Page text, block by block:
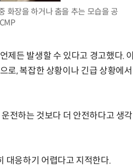
화장을 하거나 춤을 추는 모습을 공
제든 발생할 수 있다고 경고했다. 이
로, 복잡한 상황이나 긴급 상황에서
전하는 것보다 더 안전하다고 생각
대응하기 어렵다고 지적한다.